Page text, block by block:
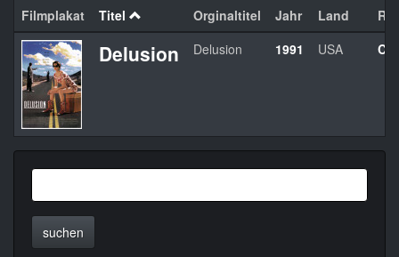
Filmplakat Titel Orginaltitel Jahr Land
Delusion Delusion 1991 USA
suchen